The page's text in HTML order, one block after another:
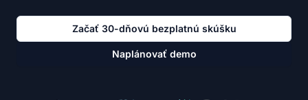
Začať 30-dňovú bezplatnú skúšku
Naplánovať demo